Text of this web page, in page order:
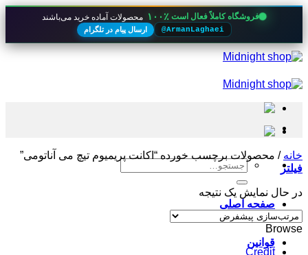
فروشگاه کاملاً فعال است ۱۰۰٪ محصولات آماده خرید می‌باشند
@ArmanLaghaei ارسال پیام در تلگرام
Skip
to
جستجو
صفحه اصلی
قوانین
خانه / محصولات برچسب خورده “اکانت پریمیوم تیچ می آناتومی”
فیلتر
در حال نمایش یک نتیجه
Browse
Credit